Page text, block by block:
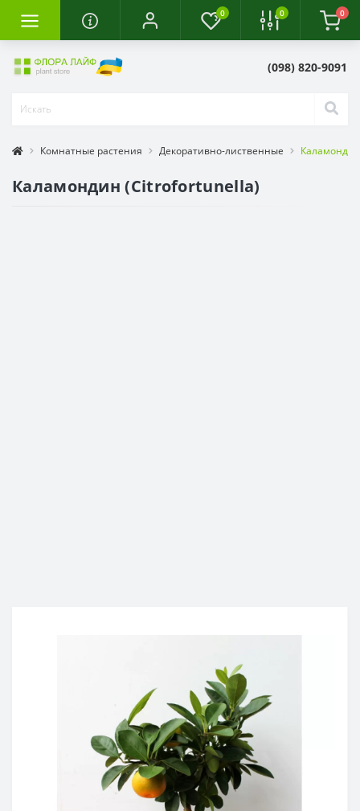
0 0 0
(098) 820-9091
Комнатные растения Декоративно-лиственные
Каламондин (Citrofortunella)